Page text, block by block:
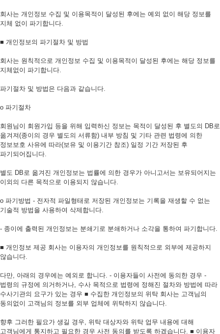
회사는 개인정보 수집 및 이용목적이 달성된 후에는 예외 없이 해당 정보를
지체 없이 파기합니다.
■ 개인정보의 파기절차 및 방법
회사는 원칙적으로 개인정보 수집 및 이용목적이 달성된 후에는 해당 정보를
지체없이 파기합니다.
파기절차 및 방법은 다음과 같습니다.
ο 파기절차
회원님이 회원가입 등을 위해 입력하신 정보는 목적이 달성된 후 별도의 DB로
옮겨져(종이의 경우 별도의 서류함) 내부 방침 및 기타 관련 법령에 의한
정보보호 사유에 따라(보유 및 이용기간 참조) 일정 기간 저장된 후
파기되어집니다.
별도 DB로 옮겨진 개인정보는 법률에 의한 경우가 아니고서는 보유되어지는
이외의 다른 목적으로 이용되지 않습니다.
ο 파기방법 - 전자적 파일형태로 저장된 개인정보는 기록을 재생할 수 없는
기술적 방법을 사용하여 삭제합니다.
- 종이에 출력된 개인정보는 분쇄기로 분쇄하거나 소각을 통하여 파기합니다.
■ 개인정보 제공 회사는 이용자의 개인정보를 원칙적으로 외부에 제공하지
않습니다.
다만, 아래의 경우에는 예외로 합니다. - 이용자들이 사전에 동의한 경우 -
법령의 규정에 의거하거나, 수사 목적으로 법령에 정해진 절차와 방법에 따라
수사기관의 요구가 있는 경우 ■ 수집한 개인정보의 위탁 회사는 고객님의
동의없이 고객님의 정보를 외부 업체에 위탁하지 않습니다.
향후 그러한 필요가 생길 경우, 위탁 대상자와 위탁 업무 내용에 대해
고객님에게 통지하고 필요한 경우 사전 동의를 받도록 하겠습니다. ■ 이용자